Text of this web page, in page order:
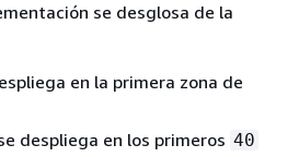
se desglosa de la
en la primera zona de
despliega en los primeros 40